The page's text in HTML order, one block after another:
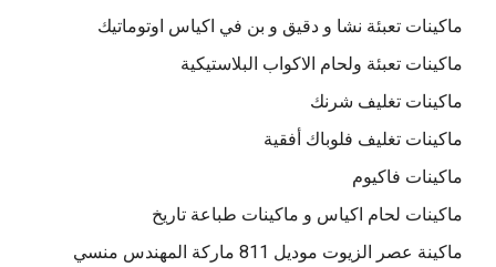
ماكينات تعبئة نشا و دقيق و بن في اكياس اوتوماتيك
ماكينات تعبئة ولحام الاكواب البلاستيكية
ماكينات تغليف شرنك
ماكينات تغليف فلوباك أفقية
ماكينات فاكيوم
ماكينات لحام اكياس و ماكينات طباعة تاريخ
ماكينة عصر الزيوت موديل 811 ماركة المهندس منسي